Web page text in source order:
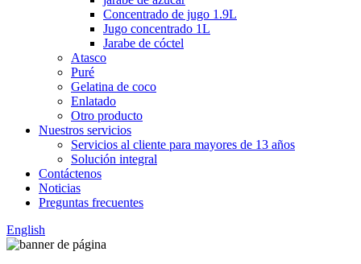
Concentrado de jugo 1.9L
Jugo concentrado 1L
Jarabe de cóctel
Atasco
Puré
Gelatina de coco
Enlatado
Otro producto
Nuestros servicios
Servicios al cliente para mayores de 13 años
Solución integral
Contáctenos
Noticias
Preguntas frecuentes
English